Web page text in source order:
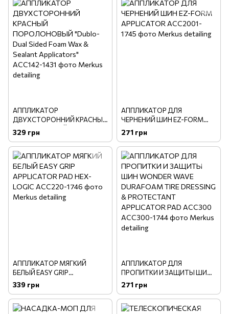
АППЛИКАТОР
ДВУХСТОРОННИЙ КРАСНЫЙ
ПОРОЛОНОВЫЙ "Dublo-Dual
Sided Foam Wax & Sealant
Applicators"
329 грн
АППЛИКАТОР ДЛЯ
ЧЕРНЕНИЙ ШИН EZ-FORM
APPLICATOR
271 грн
АППЛИКАТОР МЯГКИЙ
БЕЛЫЙ EASY GRIP
APPLICATOR PAD HEX-LOGIC
339 грн
АППЛИКАТОР ДЛЯ
ПРОПИТКИ И ЗАЩИТЫ ШИН
WONDER WAVE DURAFOAM
TIRE DRESSING &
PROTECTANT APPLICATOR
PAD ACC300
271 грн